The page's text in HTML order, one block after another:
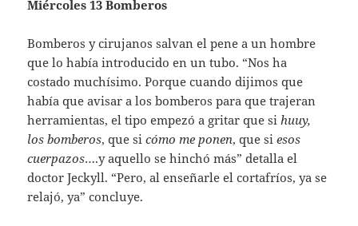
Miércoles 13 Bomberos
Bomberos y cirujanos salvan el pene a un hombre
que lo había introducido en un tubo. “Nos ha
costado muchísimo. Porque cuando dijimos que
había que avisar a los bomberos para que trajeran
herramientas, el tipo empezó a gritar que sihuuy,
los bomberos, que sicómo me ponen, que siesos
cuerpazos….y aquello se hinchó más” detalla el
doctor Jeckyll. “Pero, al enseñarle el cortafríos, ya se
relajó, ya” concluye.